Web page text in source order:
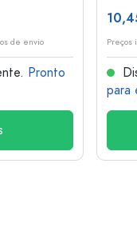
de envio
Pronto
Preços
para